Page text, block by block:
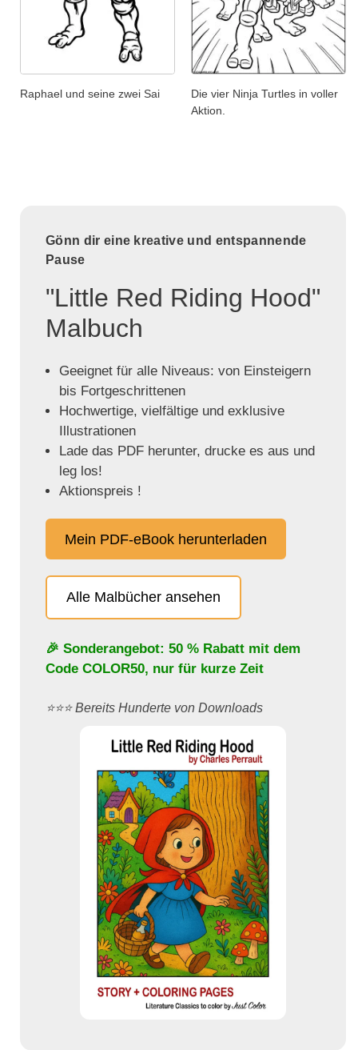
Raphael und seine zwei Sai
Die vier Ninja Turtles in voller
Aktion.
Gönn dir eine kreative und entspannende
Pause
"Little Red Riding Hood"
Malbuch
Geeignet für alle Niveaus: von Einsteigern
bis Fortgeschrittenen
Hochwertige, vielfältige und exklusive
Illustrationen
Lade das PDF herunter, drucke es aus und
leg los!
Aktionspreis !
Mein PDF-eBook herunterladen
Alle Malbücher ansehen
🎉 Sonderangebot: 50 % Rabatt mit dem
Code COLOR50, nur für kurze Zeit
⭐️⭐️⭐️ Bereits Hunderte von Downloads